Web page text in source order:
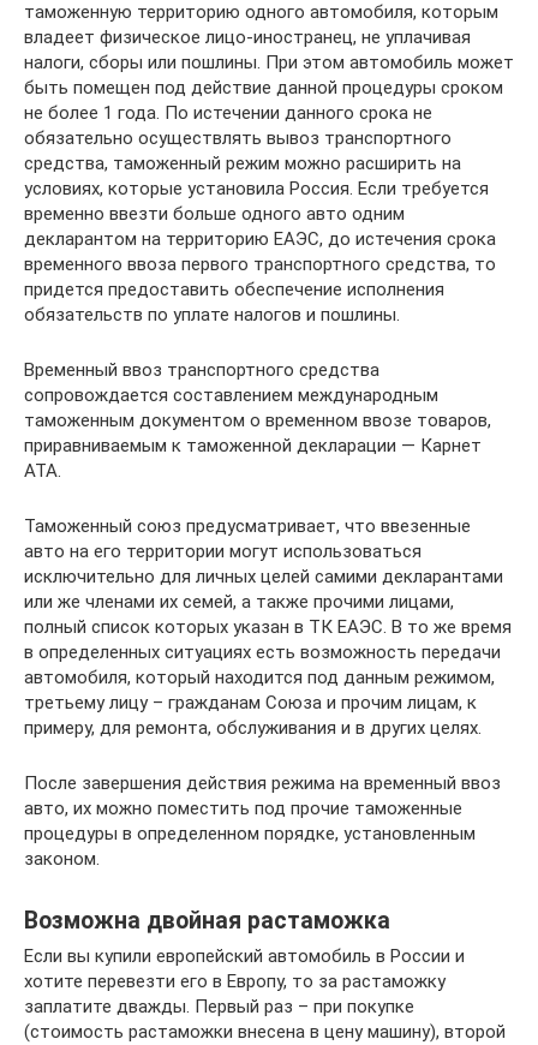
таможенную территорию одного автомобиля, которым
владеет физическое лицо-иностранец, не уплачивая
налоги, сборы или пошлины. При этом автомобиль может
быть помещен под действие данной процедуры сроком
не более 1 года. По истечении данного срока не
обязательно осуществлять вывоз транспортного
средства, таможенный режим можно расширить на
условиях, которые установила Россия. Если требуется
временно ввезти больше одного авто одним
декларантом на территорию ЕАЭС, до истечения срока
временного ввоза первого транспортного средства, то
придется предоставить обеспечение исполнения
обязательств по уплате налогов и пошлины.
Временный ввоз транспортного средства
сопровождается составлением международным
таможенным документом о временном ввозе товаров,
приравниваемым к таможенной декларации — Карнет
АТА.
Таможенный союз предусматривает, что ввезенные
авто на его территории могут использоваться
исключительно для личных целей самими декларантами
или же членами их семей, а также прочими лицами,
полный список которых указан в ТК ЕАЭС. В то же время
в определенных ситуациях есть возможность передачи
автомобиля, который находится под данным режимом,
третьему лицу – гражданам Союза и прочим лицам, к
примеру, для ремонта, обслуживания и в других целях.
После завершения действия режима на временный ввоз
авто, их можно поместить под прочие таможенные
процедуры в определенном порядке, установленным
законом.
Возможна двойная растаможка
Если вы купили европейский автомобиль в России и
хотите перевезти его в Европу, то за растаможку
заплатите дважды. Первый раз – при покупке
(стоимость растаможки внесена в цену машину), второй